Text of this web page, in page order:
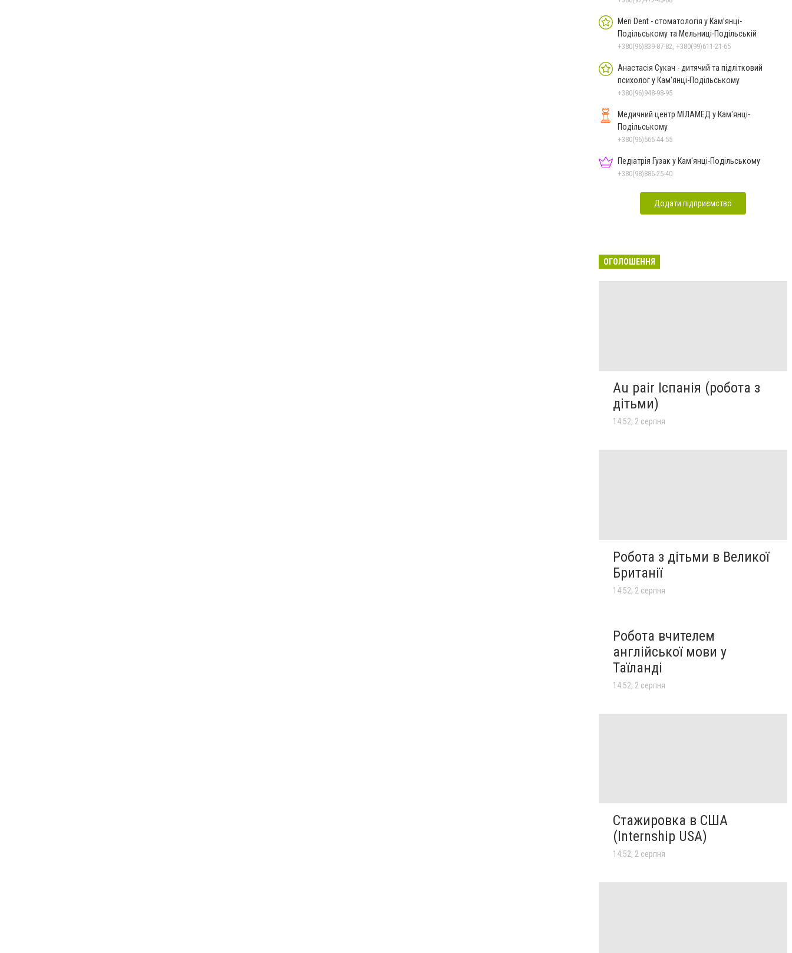
Meri Dent - стоматологія у Кам’янці-
Подільському та Мельниці-Подільській
+380(96)839-87-82, +380(99)611-21-65
Анастасія Сукач - дитячий та підлітковий
психолог у Кам'янці-Подільському
+380(96)948-98-95
Медичний центр МІЛАМЕД у Кам'янці-
Подільському
+380(96)566-44-55
Педіатрія Гузак у Кам'янці-Подільському
+380(98)886-25-40
Додати підприємство
ОГОЛОШЕННЯ
Au pair Іспанія (робота з
дітьми)
14:52, 2 серпня
Робота з дітьми в Великої
Британії
14:52, 2 серпня
Робота вчителем
англійської мови у
Таїланді
14:52, 2 серпня
Стажировка в США
(Internship USA)
14:52, 2 серпня